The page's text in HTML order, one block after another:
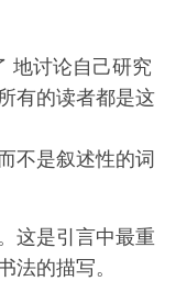
地讨论自己研究
有的读者都是这
不是叙述性的词
这是引言中最重
的描写。